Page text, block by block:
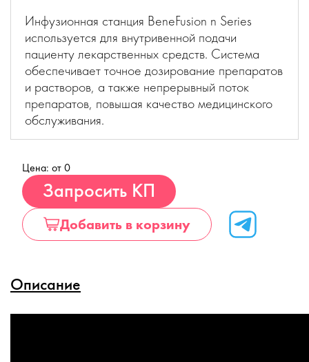
Инфузионная станция BeneFusion n Series
используется для внутривенной подачи
пациенту лекарственных средств. Система
обеспечивает точное дозирование препаратов
и растворов, а также непрерывный поток
препаратов, повышая качество медицинского
обслуживания.
Цена: от 0
Запросить КП
Добавить в корзину
Описание